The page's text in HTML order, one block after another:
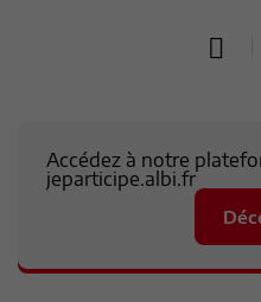
Accédez à notre
jeparticipe.albi.fr